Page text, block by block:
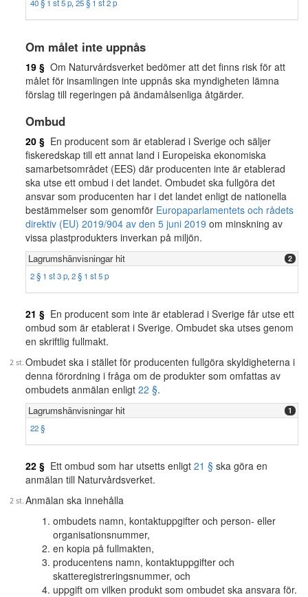
40 § 1 st 5 p, 25 § 1 st 2 p
Om målet inte uppnås
19 § Om Naturvårdsverket bedömer att det finns risk för att
målet för insamlingen inte uppnås ska myndigheten lämna
förslag till regeringen på ändamålsenliga åtgärder.
Ombud
20 § En producent som är etablerad i Sverige och säljer
fiskeredskap till ett annat land i Europeiska ekonomiska
samarbetsområdet (EES) där producenten inte är etablerad
ska utse ett ombud i det landet. Ombudet ska fullgöra det
ansvar som producenten har i det landet enligt de nationella
bestämmelser som genomför Europaparlamentets och rådets
direktiv (EU) 2019/904 av den 5 juni 2019 om minskning av
vissa plastprodukters inverkan på miljön.
Lagrumshänvisningar hit 2
2 § 1 st 3 p, 2 § 1 st 5 p
21 § En producent som inte är etablerad i Sverige får utse ett
ombud som är etablerat i Sverige. Ombudet ska utses genom
en skriftlig fullmakt.
Ombudet ska i stället för producenten fullgöra skyldigheterna i
denna förordning i fråga om de produkter som omfattas av
ombudets anmälan enligt 22 §.
Lagrumshänvisningar hit 1
22 §
22 § Ett ombud som har utsetts enligt 21 § ska göra en
anmälan till Naturvårdsverket.
Anmälan ska innehålla
ombudets namn, kontaktuppgifter och person- eller
organisationsnummer,
en kopia på fullmakten,
producentens namn, kontaktuppgifter och
skatteregistreringsnummer, och
uppgift om vilken produkt som ombudet ska ansvara för.